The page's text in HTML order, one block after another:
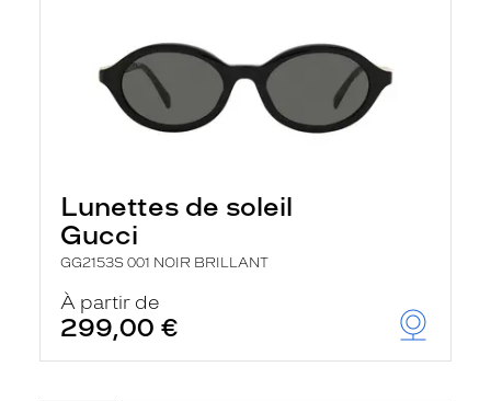
Lunettes de soleil
Gucci
GG2153S 001 NOIR BRILLANT
À partir de
299,00 €